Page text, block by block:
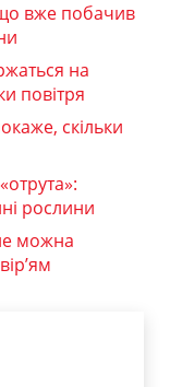
вже побачив
на
повітря
скільки
рослини
можна